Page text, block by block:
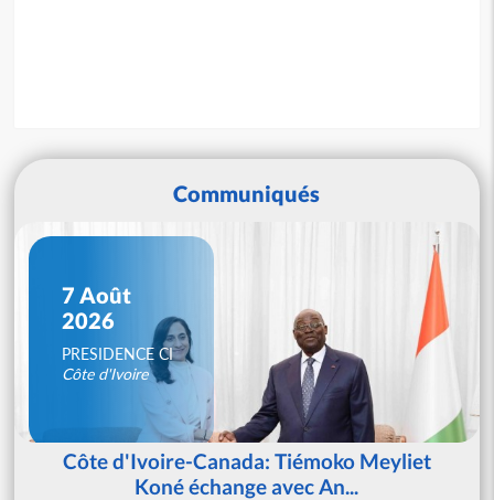
Communiqués
7 Août
2026
PRESIDENCE CI
Côte d'Ivoire
Côte d'Ivoire-Canada: Tiémoko Meyliet
Koné échange avec An...